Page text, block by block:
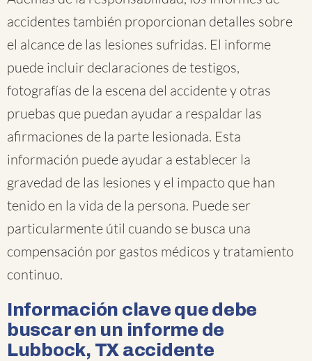
accidentes también proporcionan detalles sobre
el alcance de las lesiones sufridas. El informe
puede incluir declaraciones de testigos,
fotografías de la escena del accidente y otras
pruebas que puedan ayudar a respaldar las
afirmaciones de la parte lesionada. Esta
información puede ayudar a establecer la
gravedad de las lesiones y el impacto que han
tenido en la vida de la persona. Puede ser
particularmente útil cuando se busca una
compensación por gastos médicos y tratamiento
continuo.
Información clave que debe
buscar en un informe de
Lubbock, TX accidente